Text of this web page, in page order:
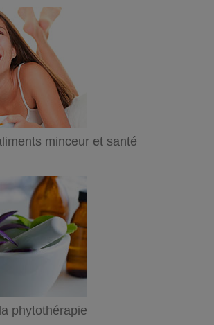
minceur et santé
phytothérapie